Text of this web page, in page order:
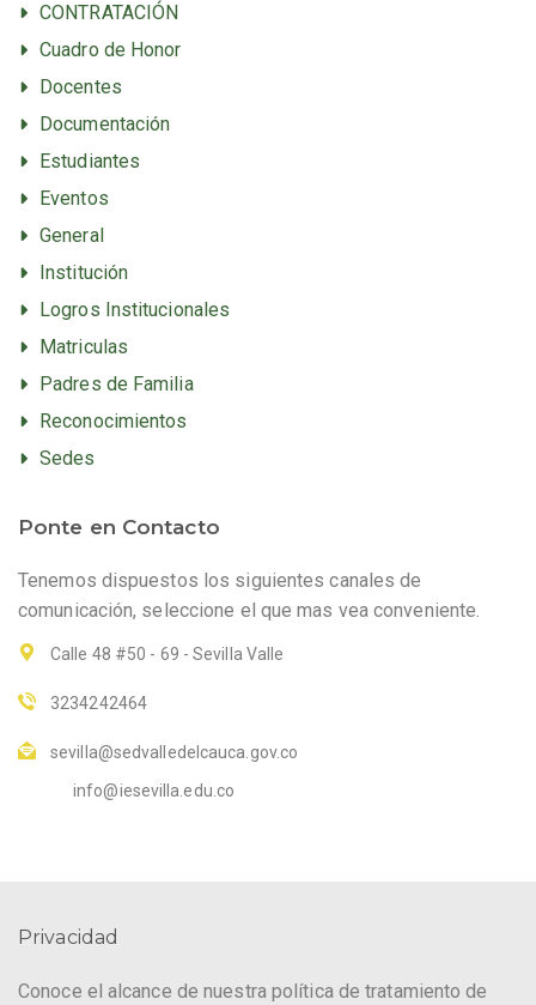
CONTRATACIÓN
Cuadro de Honor
Docentes
Documentación
Estudiantes
Eventos
General
Institución
Logros Institucionales
Matriculas
Padres de Familia
Reconocimientos
Sedes
Ponte en Contacto
Tenemos dispuestos los siguientes canales de
comunicación, seleccione el que mas vea conveniente.
Calle 48 #50 - 69 - Sevilla Valle
3234242464
sevilla@sedvalledelcauca.gov.co
info@iesevilla.edu.co
Privacidad
Conoce el alcance de nuestra política de tratamiento de